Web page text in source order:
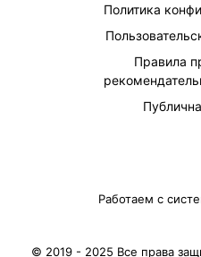
Политика
Правила
Работаем с
© 2019 - 2025 Все права